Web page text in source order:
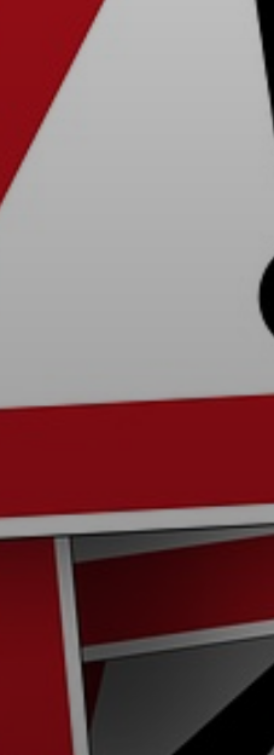
KÖLTSÉGVETÉSI
RENDELETEK
VÁROS
FEJLESZTÉSEK
KÖRNYEZETVÉDELEM
TELEPÜLÉSRENDEZÉS
STRATÉGIÁK
KONCEPCIÓK